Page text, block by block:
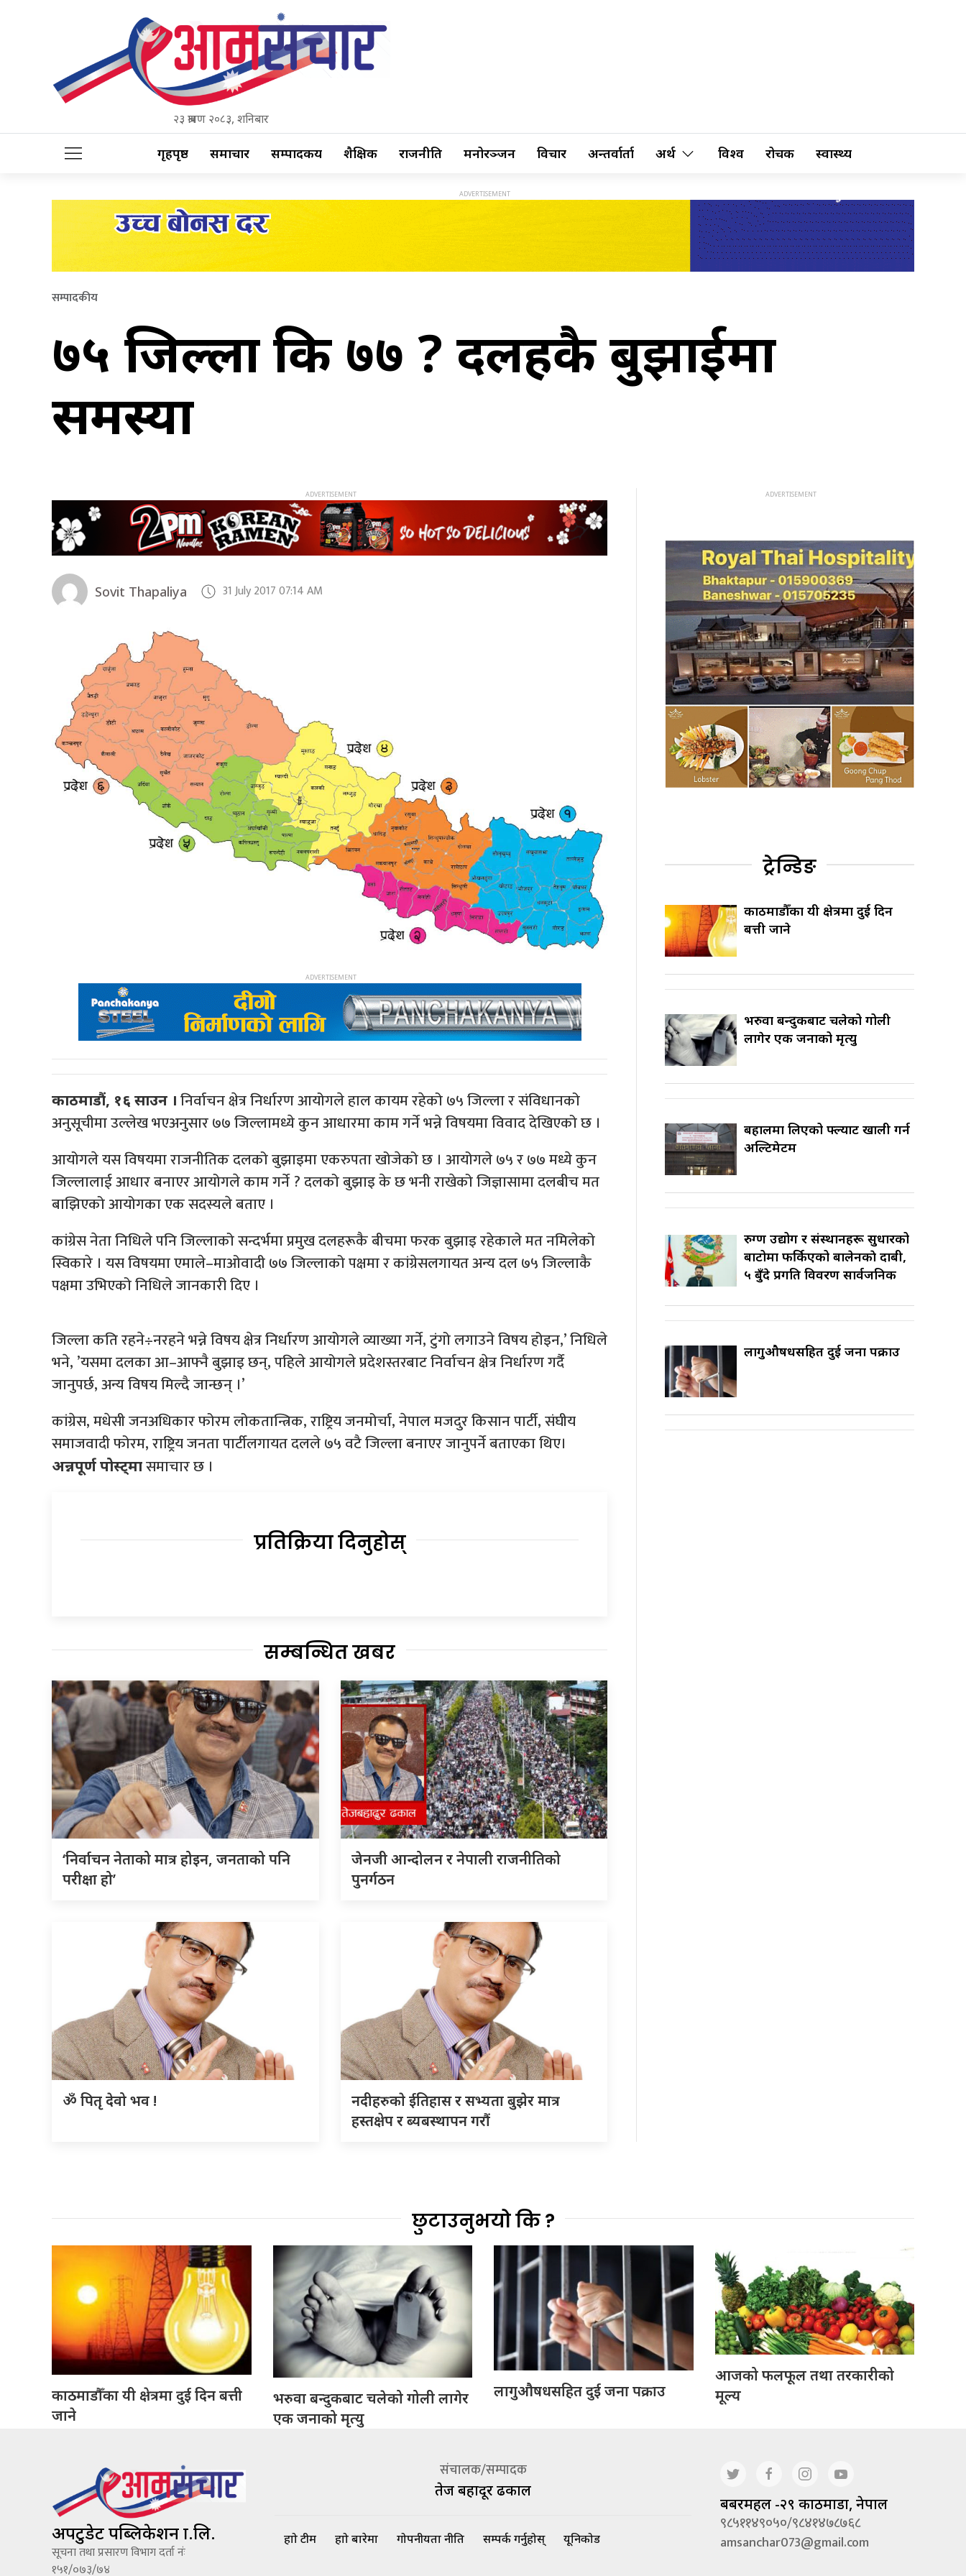
२३ श्रावण २०८३, शनिबार
गृहपृष्ठ समाचार सम्पादकीय शैक्षिक राजनीति मनोरञ्जन विचार अन्तर्वार्ता अर्थ विश्व रोचक स्वास्थ्य
सम्पादकीय
७५ जिल्ला कि ७७ ? दलहरुकै बुझाईमा
समस्या
Sovit Thapaliya 31 July 2017 07:14 AM
काठमाडौं, १६ साउन । निर्वाचन क्षेत्र निर्धारण आयोगले हाल कायम रहेको ७५ जिल्ला र संविधानको
अनुसूचीमा उल्लेख भएअनुसार ७७ जिल्लामध्ये कुन आधारमा काम गर्ने भन्ने विषयमा विवाद देखिएको छ ।
आयोगले यस विषयमा राजनीतिक दलको बुझाइमा एकरुपता खोजेको छ । आयोगले ७५ र ७७ मध्ये कुन
जिल्लालाई आधार बनाएर आयोगले काम गर्ने ? दलको बुझाइ के छ भनी राखेको जिज्ञासामा दलबीच मत
बाझिएको आयोगका एक सदस्यले बताए ।
कांग्रेस नेता निधिले पनि जिल्लाको सन्दर्भमा प्रमुख दलहरूकै बीचमा फरक बुझाइ रहेकाले मत नमिलेको
स्विकारे । यस विषयमा एमाले–माओवादी ७७ जिल्लाको पक्षमा र कांग्रेसलगायत अन्य दल ७५ जिल्लाकै
पक्षमा उभिएको निधिले जानकारी दिए ।
जिल्ला कति रहने÷नरहने भन्ने विषय क्षेत्र निर्धारण आयोगले व्याख्या गर्ने, टुंगो लगाउने विषय होइन,’ निधिले
भने, ’यसमा दलका आ–आफ्नै बुझाइ छन्, पहिले आयोगले प्रदेशस्तरबाट निर्वाचन क्षेत्र निर्धारण गर्दै
जानुपर्छ, अन्य विषय मिल्दै जान्छन् ।’
कांग्रेस, मधेसी जनअधिकार फोरम लोकतान्त्रिक, राष्ट्रिय जनमोर्चा, नेपाल मजदुर किसान पार्टी, संघीय
समाजवादी फोरम, राष्ट्रिय जनता पार्टीलगायत दलले ७५ वटै जिल्ला बनाएर जानुपर्ने बताएका थिए।
अन्नपूर्ण पोस्ट्मासमाचार छ ।
प्रतिक्रिया दिनुहोस्
सम्बन्धित खबर
‘निर्वाचन नेताको मात्र होइन, जनताको पनि
परीक्षा हो’
जेनजी आन्दोलन र नेपाली राजनीतिको
पुनर्गठन
ॐ पितृ देवो भव !
नदीहरुकाे ईतिहास र सभ्यता बुझेर मात्र
हस्तक्षेप र ब्यबस्थापन गराैं
ट्रेन्डिङ
काठमाडौँका यी क्षेत्रमा दुई दिन
बत्ती जाने
भरुवा बन्दुकबाट चलेको गोली
लागेर एक जनाको मृत्यु
बहालमा लिएको फ्ल्याट खाली गर्न
अल्टिमेटम
रुग्ण उद्योग र संस्थानहरू सुधारको
बाटोमा फर्किएको बालेनकाे दाबी,
५ बुँदे प्रगति विवरण सार्वजनिक
लागुऔषधसहित दुई जना पक्राउ
छुटाउनुभयो कि ?
काठमाडौँका यी क्षेत्रमा दुई दिन बत्ती
जाने
भरुवा बन्दुकबाट चलेको गोली लागेर
एक जनाको मृत्यु
लागुऔषधसहित दुई जना पक्राउ
आजको फलफूल तथा तरकारीको
मूल्य
अपटुडेट पब्लिकेशन प्रा.लि.
सूचना तथा प्रसारण विभाग दर्ता नंः
१५१/०७३/७४
संचालक/सम्पादक
तेज बहादूर ढकाल
हाम्रो टीम हाम्रो बारेमा गोपनीयता नीति सम्पर्क गर्नुहोस् यूनिकोड
बबरमहल -२९ काठमाडौं, नेपाल
९८५११४९०५०/९८४१४७८७६८
amsanchar073@gmail.com